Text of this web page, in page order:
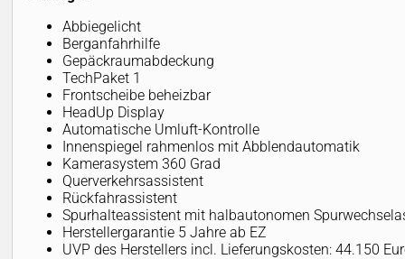
Abbiegelicht
Berganfahrhilfe
Gepäckraumabdeckung
TechPaket 1
Frontscheibe beheizbar
HeadUp Display
Automatische Umluft-Kontrolle
Innenspiegel rahmenlos mit Abblendautomatik
Kamerasystem 360 Grad
Querverkehrsassistent
Rückfahrassistent
Spurhalteassistent mit halbautonomen
Herstellergarantie 5 Jahre ab EZ
UVP des Herstellers incl. Lieferungskosten: 44.150